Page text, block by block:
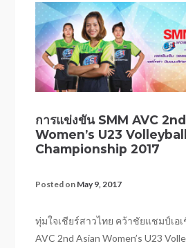
การแข่งขัน SMM AVC
Women’s U23 Volleyball
Championship 2017
Posted on May 9, 2017
ทุ่มใจเชียร์สาวไทย คว้าชัยแชมป์เอ
AVC 2nd Asian Women’s U23